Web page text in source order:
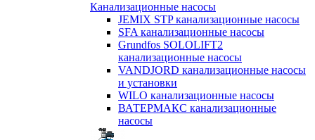
Канализационные насосы
JEMIX STP канализационные насосы
SFA канализационные насосы
Grundfos SOLOLIFT2
канализационные насосы
VANDJORD канализационные насосы
и установки
WILO канализационные насосы
ВАТЕРМАКС канализационные
насосы